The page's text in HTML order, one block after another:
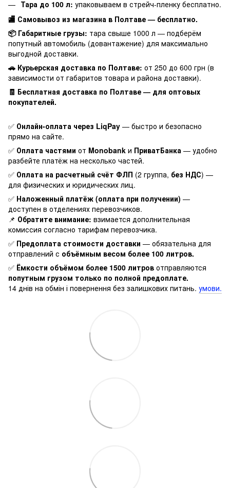
Тара до 100 л: упаковываем в стрейч-пленку бесплатно.
🏬 Самовывоз из магазина в Полтаве — бесплатно.
📦 Габаритные грузы: тара свыше 1000 л — подберём
попутный автомобиль (довантажение) для максимально
выгодной доставки.
🚗 Курьерская доставка по Полтаве: от 250 до 600 грн (в
зависимости от габаритов товара и района доставки).
🧾 Бесплатная доставка по Полтаве — для оптовых
покупателей.
✅ Онлайн-оплата через LiqPay — быстро и безопасно
прямо на сайте.
✅ Оплата частями от Monobank и ПриватБанка — удобно
разбейте платёж на несколько частей.
✅ Оплата на расчетный счёт ФЛП (2 группа, без НДС) —
для физических и юридических лиц.
✅ Наложенный платёж (оплата при получении) —
доступен в отделениях перевозчиков.
📌 Обратите внимание: взимается дополнительная
комиссия согласно тарифам перевозчика.
✅ Предоплата стоимости доставки — обязательна для
отправлений с объёмным весом более 100 литров.
✅ Ёмкости объёмом более 1500 литров отправляются
попутным грузом только по полной предоплате.
14 днів на обмін і повернення без залишкових питань. умови.